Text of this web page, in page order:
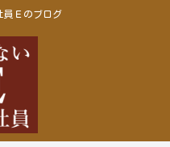
員Ｅのブログ